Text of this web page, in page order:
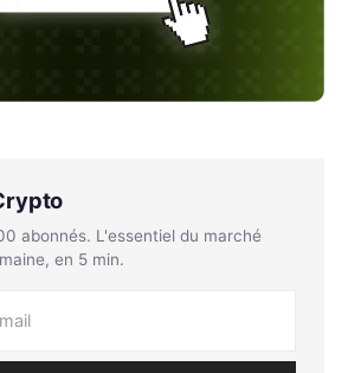
abonnés. L'essentiel du marché
en 5 min.